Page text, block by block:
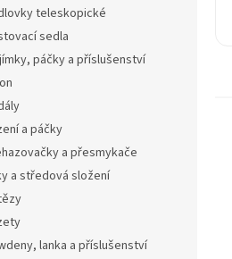
teleskopické
sedla
páčky a příslušenství
a páčky
a přesmykače
a středová složení
lanka a příslušenství